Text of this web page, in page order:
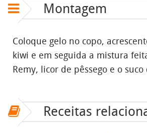
Montagem
Coloque gelo no copo,
kiwi e em seguida a mistura
Remy, licor de pêssego e o
Receitas